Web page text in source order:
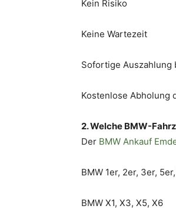
Kein Risiko
Keine Wartezeit
Sofortige Auszahlung
Kostenlose Abholung
2. Welche BMW-
Der BMW Ankauf
BMW 1er, 2er, 3er,
BMW X1, X3, X5, X6